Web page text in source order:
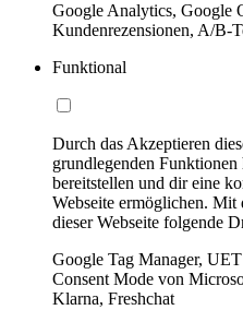
Google Analytics, Google
Kundenrezensionen, A/B-
Funktional
Durch das Akzeptieren
grundlegenden Funktionen
bereitstellen und dir eine
Webseite ermöglichen.
dieser Webseite folgende
Google Tag Manager,
Consent Mode von
Klarna, Freshchat